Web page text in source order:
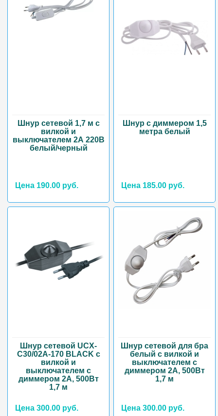
Шнур сетевой 1,7 м с
вилкой и
выключателем 2А 220В
белый/черный
Цена 190.00 руб.
Шнур с диммером 1,5
метра белый
Цена 185.00 руб.
Шнур сетевой UCX-
C30/02A-170 BLACK с
вилкой и
выключателем с
диммером 2А, 500Вт
1,7 м
Цена 300.00 руб.
Шнур сетевой для бра
белый с вилкой и
выключателем с
диммером 2А, 500Вт
1,7 м
Цена 300.00 руб.